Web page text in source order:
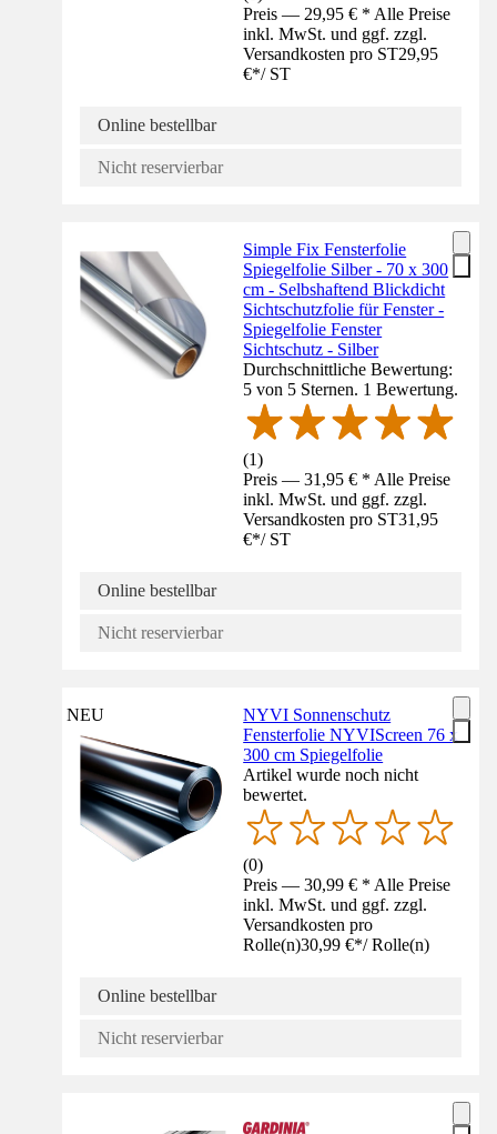
Preis — 29,95 € * Alle Preise
inkl. MwSt. und ggf. zzgl.
Versandkosten pro ST29,95
€*/ ST
Online bestellbar
Nicht reservierbar
Simple Fix Fensterfolie
Spiegelfolie Silber - 70 x 300
cm - Selbshaftend Blickdicht
Sichtschutzfolie für Fenster -
Spiegelfolie Fenster
Sichtschutz - Silber
Durchschnittliche Bewertung:
5 von 5 Sternen. 1 Bewertung.
(1)
Preis — 31,95 € * Alle Preise
inkl. MwSt. und ggf. zzgl.
Versandkosten pro ST31,95
€*/ ST
Online bestellbar
Nicht reservierbar
NEU
NYVI Sonnenschutz
Fensterfolie NYVIScreen 76 x
300 cm Spiegelfolie
Artikel wurde noch nicht
bewertet.
(0)
Preis — 30,99 € * Alle Preise
inkl. MwSt. und ggf. zzgl.
Versandkosten pro
Rolle(n)30,99 €*/ Rolle(n)
Online bestellbar
Nicht reservierbar